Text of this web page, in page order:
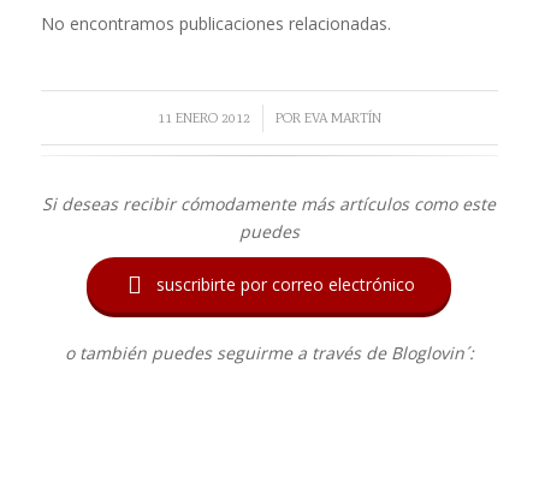
No encontramos publicaciones relacionadas.
11 ENERO 2012
/ POR EVA MARTÍN
Si deseas recibir cómodamente más artículos como este
puedes
 suscribirte por correo electrónico
o también puedes seguirme a través de Bloglovin´: